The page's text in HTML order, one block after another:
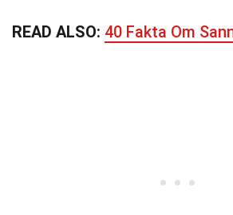
READ ALSO: 40 Fakta Om